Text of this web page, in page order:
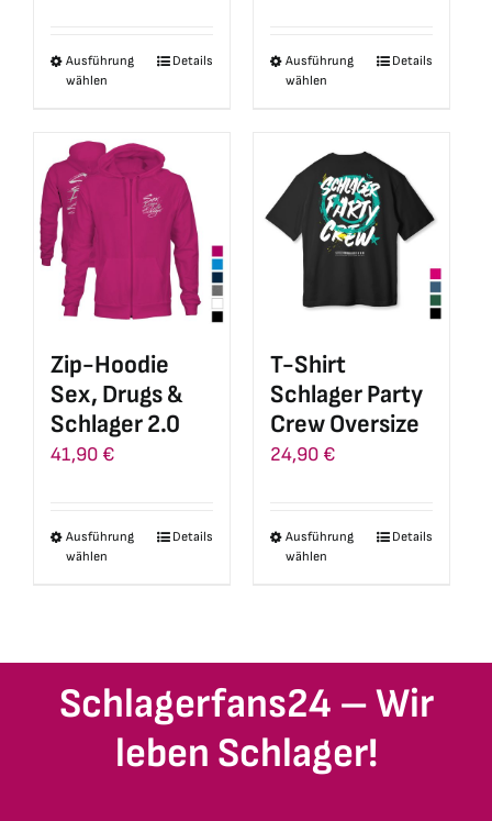
Ausführung
wählen
Dieses
mehrere
Varianten
auf.
Optionen
können
der
Produktseite
gewählt
Details
Ausführung
wählen
Dieses
mehrere
Varianten
auf.
Die
Optionen
können
Produktseite
gewählt
Details
Zip-Hoodie
Sex, Drugs &
Schlager 2.0
41,90 €
Ausführung
wählen
Dieses
Varianten
auf.
Die
Optionen
Details
T-Shirt
Schlager Party
Crew Oversize
24,90 €
Ausführung
wählen
Dieses
Varianten
auf.
Optionen
Details
Schlagerfans24 – Wir
leben Schlager!